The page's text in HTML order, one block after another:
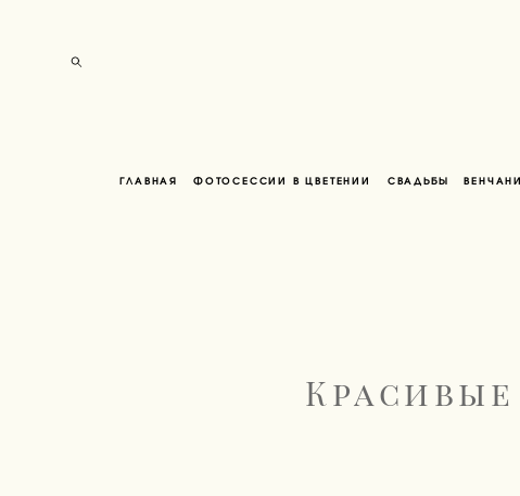
ГЛАВНАЯ ФОТОСЕССИИ В ЦВЕТЕНИИ СВАДЬБЫ
Красивые